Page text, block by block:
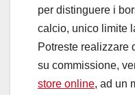
per distinguere i
calcio, unico limite
Potreste realizzare
su commissione,
store online, ad un